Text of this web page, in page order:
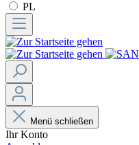
PL
Menü schließen
Ihr Konto